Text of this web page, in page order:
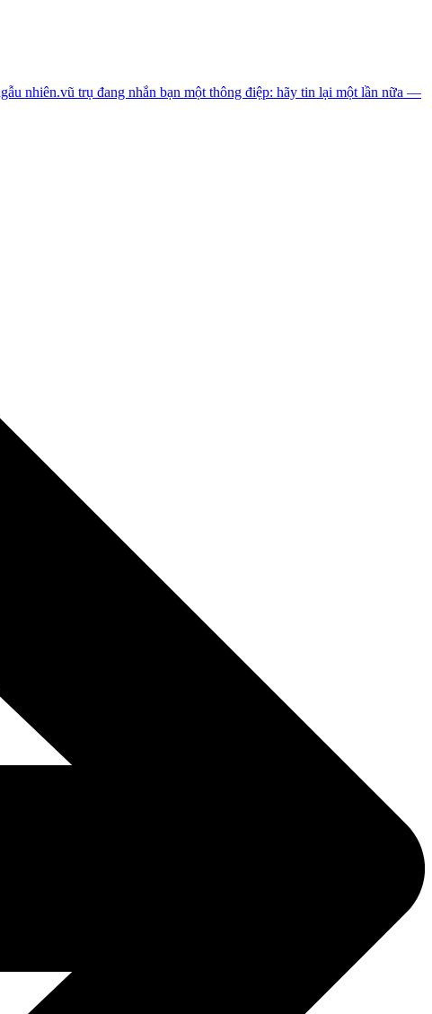
nhiên.vũ trụ đang nhắn bạn một thông điệp: hãy tin lại một lần nữa —